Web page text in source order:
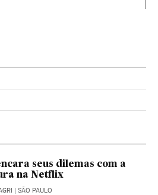
Instagram
en Twitter
Brasil en Facebook
seus dilemas com a
na Netflix
| SÃO PAULO